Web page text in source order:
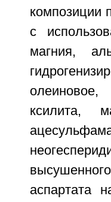
композиции
с
магния,
олеиновое,
ксилита,
аспартата